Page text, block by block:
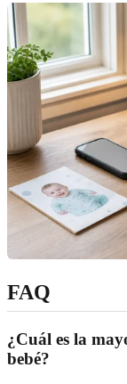
FAQ
¿Cuál es la
bebé?